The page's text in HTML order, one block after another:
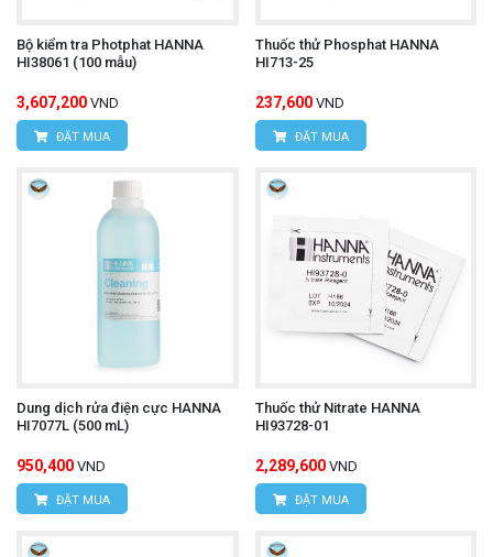
Bộ kiểm tra Photphat HANNA
HI38061 (100 mẫu)
3,607,200 VND
ĐẶT MUA
Thuốc thử Phosphat HANNA
HI713-25
237,600 VND
ĐẶT MUA
Dung dịch rửa điện cực HANNA
HI7077L (500 mL)
950,400 VND
ĐẶT MUA
Thuốc thử Nitrate HANNA
HI93728-01
2,289,600 VND
ĐẶT MUA